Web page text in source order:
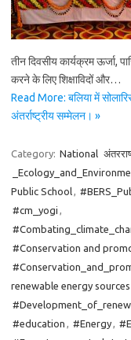
तीन दिवसीय कार्यक्रम ऊर्जा,
करने के लिए शिक्षाविदों और…
Read More: बलिया में
अंतर्राष्ट्रीय सम्मेलन। »
Category: National
Public School,
#cm_yogi ,
#Conservation and
renewable energy sources
#education , #Energy,